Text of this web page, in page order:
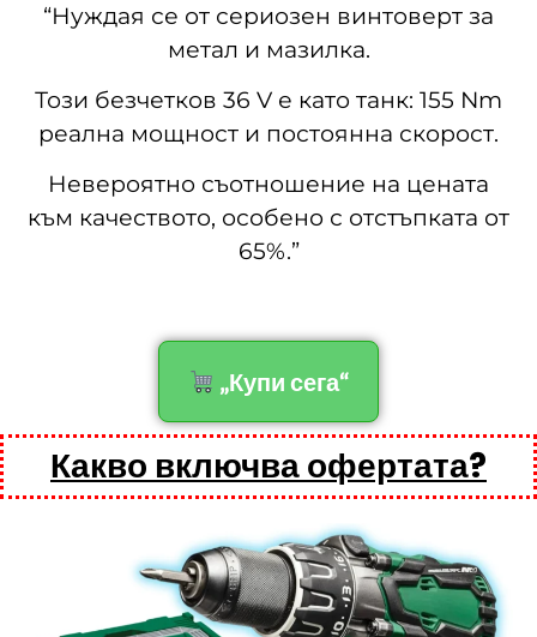
“Нуждая се от сериозен винтоверт за
метал и мазилка.
Този безчетков 36 V е като танк: 155 Nm
реална мощност и постоянна скорост.
Невероятно съотношение на цената
към качеството, особено с отстъпката от
65%.”
„Купи сега“
Какво включва офертата?